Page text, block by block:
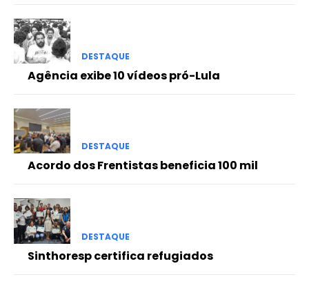
DESTAQUE
Agência exibe 10 vídeos pró-Lula
DESTAQUE
Acordo dos Frentistas beneficia 100 mil
DESTAQUE
Sinthoresp certifica refugiados